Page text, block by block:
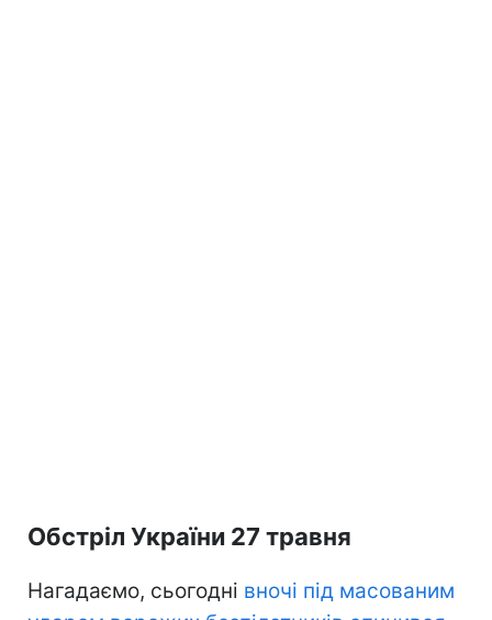
Обстріл України 27 травня
Нагадаємо, сьогодні вночі під масованим